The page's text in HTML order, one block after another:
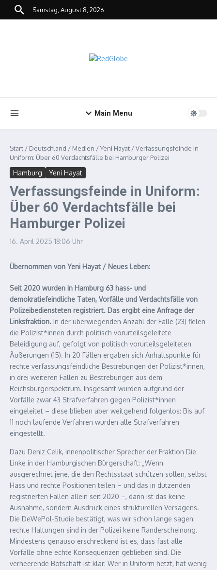
Zum Inhalt springen
Samstag, August 8, 2026
Main Menu
Start / Deutschland / Medien /Yeni Hayat /Verfassungsfeinde in
Uniform: Über 60 Verdachtsfälle bei Hamburger Polizei
Hamburg Yeni Hayat
Verfassungsfeinde in Uniform:
Über 60 Verdachtsfälle bei
Hamburger Polizei
16. April 2025 18:06 Uhr
Übernommen von Yeni Hayat / Neues Leben:
Seit 2020 wurden in Hamburg 63 hass- und
demokratiefeindliche Taten, Vorfälle und Verdachtsfälle von
Polizeibediensteten registriert. Das ergibt eine Anfrage der
Linksfraktion. In der überwiegenden Anzahl der Fälle (23) fielen
die Polizist*innen durch politisch vorurteilsgeleitete
Beleidigung auf, gefolgt von politisch vorurteilsgeleiteten
Äußerungen (15). In 20 Fällen ergaben sich Anhaltspunkte für
rechte verfassungsfeindliche Bestrebungen der Polizist*innen,
in drei weiteren Fällen zu Bestrebungen aus dem
Reichsbürgerspektrum. Insgesamt wurden aufgrund der
Vorfälle zwar 43 Strafverfahren gegen Polizist*innen
eingeleitet – diese blieben aber weitgehend folgenlos: Bis auf
11 noch laufende Verfahren wurden alle Strafverfahren
eingestellt.
Dazu Deniz Celik, innenpolitischer Sprecher der Fraktion Die
Linke in der Hamburgischen Bürgerschaft: „Wenn
ausgerechnet jene, die den Rechtsstaat schützen sollen, selbst
Hass und rechte Positionen teilen – und das in dutzenden
registrierten Fällen allein seit 2020 –, dann ist das keine
Ausnahme, sondern Ausdruck eines strukturellen Versagens.
Die DeWePol-Studie bestätigt, was wir schon lange sagen:
rechte Haltungen sind in der Polizei keine Randerscheinung.
Mindestens genauso erschreckend ist es, dass fast alle
Vorfälle ohne echte Konsequenzen geblieben sind. Die
verheerende Botschaft ist klar: Wer in Uniform hetzt, hat wenig